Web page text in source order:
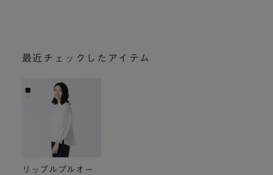
最近チェックしたアイテム
リップルプルオー